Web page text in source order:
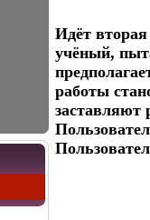
Идёт
учёный,
работы
заставляют